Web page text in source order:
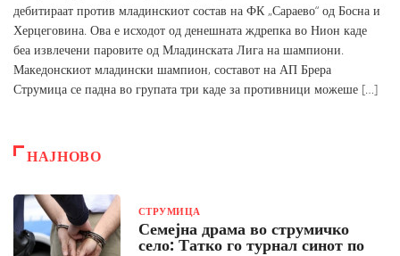
дебитираат против младинскиот состав на ФК „Сараево“ од Босна и
Херцеговина. Ова е исходот од денешната ждрепка во Нион каде
беа извлечени паровите од Младинската Лига на шампиони.
Македонскиот младински шампион, составот на АП Брера
Струмица се падна во групата три каде за противници можеше […]
НАЈНОВО
СТРУМИЦА
Семејна драма во струмичко
село: Татко го турнал синот по